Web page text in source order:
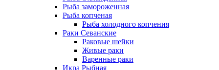
Рыба замороженная
Рыба копченая
Рыба холодного копчения
Раки Севанские
Раковые шейки
Живые раки
Варенные раки
Икра Рыбная